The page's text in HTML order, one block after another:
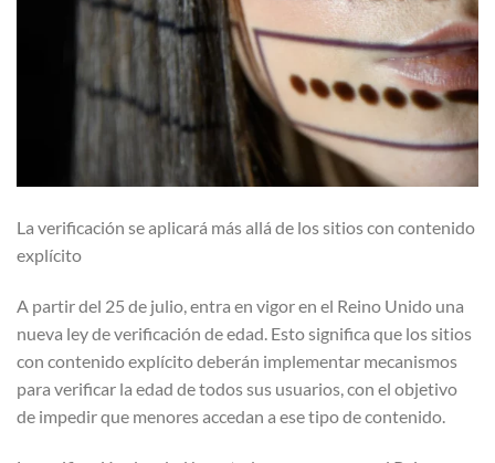
La verificación se aplicará más allá de los sitios con contenido
explícito
A partir del 25 de julio, entra en vigor en el Reino Unido una
nueva ley de verificación de edad. Esto significa que los sitios
con contenido explícito deberán implementar mecanismos
para verificar la edad de todos sus usuarios, con el objetivo
de impedir que menores accedan a ese tipo de contenido.